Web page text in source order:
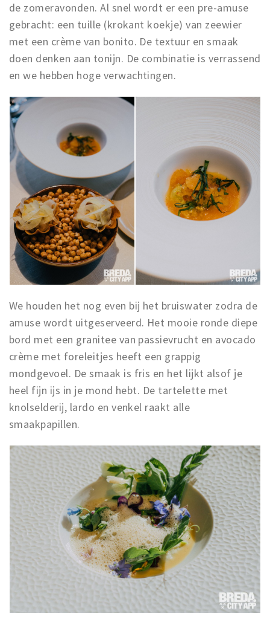
de zomeravonden. Al snel wordt er een pre-amuse
gebracht: een tuille (krokant koekje) van zeewier
met een crème van bonito. De textuur en smaak
doen denken aan tonijn. De combinatie is verrassend
en we hebben hoge verwachtingen.
We houden het nog even bij het bruiswater zodra de
amuse wordt uitgeserveerd. Het mooie ronde diepe
bord met een granitee van passievrucht en avocado
crème met foreleitjes heeft een grappig
mondgevoel. De smaak is fris en het lijkt alsof je
heel fijn ijs in je mond hebt. De tartelette met
knolselderij, lardo en venkel raakt alle
smaakpapillen.